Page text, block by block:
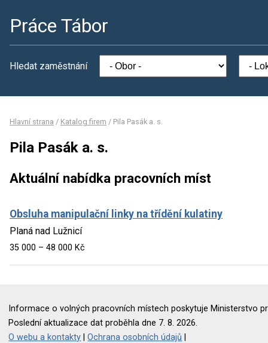
Práce Tábor
Hledat zaměstnání
Hlavní strana / Katalog firem / Pila Pasák a. s.
Pila Pasák a. s.
Aktuální nabídka pracovních míst
Obsluha manipulační linky na třídění kulatiny
Planá nad Lužnicí
35 000 – 48 000 Kč
Informace o volných pracovních místech poskytuje Ministerstvo
Poslední aktualizace dat proběhla dne 7. 8. 2026.
O webu a kontakty |Ochrana osobních údajů